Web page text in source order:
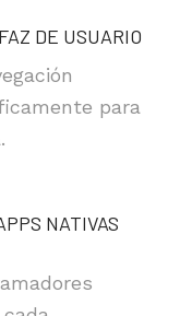
DE USUARIO
para
NATIVAS